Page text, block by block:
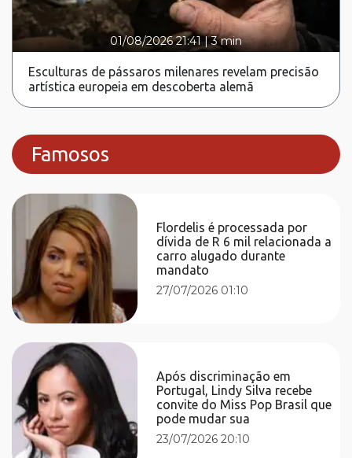
01/08/2026 21:41 |3 min
Esculturas de pássaros milenares revelam precisão
artística europeia em descoberta alemã
Famosos
Flordelis é processada por
dívida de R 6 mil relacionada a
carro alugado durante
mandato
27/07/2026 01:10
Após discriminação em
Portugal, Lindy Silva recebe
convite do Miss Pop Brasil que
pode mudar sua
23/07/2026 20:10